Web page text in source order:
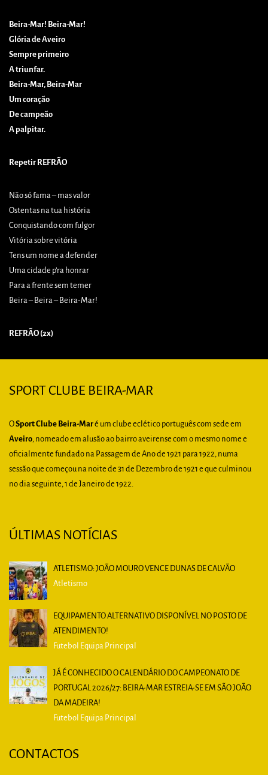
Beira-Mar! Beira-Mar!
Glória de Aveiro
Sempre primeiro
A triunfar.
Beira-Mar, Beira-Mar
Um coração
De campeão
A palpitar.
Repetir REFRÃO
Não só fama – mas valor
Ostentas na tua história
Conquistando com fulgor
Vitória sobre vitória
Tens um nome a defender
Uma cidade p’ra honrar
Para a frente sem temer
Beira – Beira – Beira-Mar!
REFRÃO (2x)
SPORT CLUBE BEIRA-MAR
OSport Clube Beira-Maré um clube eclético português com sede em
Aveiro, nomeado em alusão ao bairro aveirense com o mesmo nome e
oficialmente fundado na Passagem de Ano de 1921 para 1922, numa
sessão que começou na noite de 31 de Dezembro de 1921 e que culminou
no dia seguinte, 1 de Janeiro de 1922.
ÚLTIMAS NOTÍCIAS
ATLETISMO: JOÃO MOURO VENCE DUNAS DE CALVÃO
Atletismo
EQUIPAMENTO ALTERNATIVO DISPONÍVEL NO POSTO DE
ATENDIMENTO!
Futebol Equipa Principal
JÁ É CONHECIDO O CALENDÁRIO DO CAMPEONATO DE
PORTUGAL 2026/27: BEIRA-MAR ESTREIA-SE EM SÃO JOÃO
DA MADEIRA!
Futebol Equipa Principal
CONTACTOS